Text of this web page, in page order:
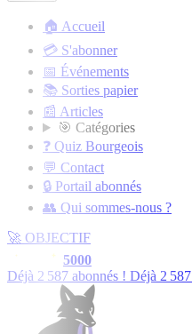
🏠 Accueil
💳 S'abonner
📅 Événements
📚 Sorties papier
📰 Articles
🎯 Catégories
❓ Quiz Bourgeois
💬 Contact
🔒 Portail abonnés
👥 Qui sommes-nous ?
🚀 OBJECTIF
5000
Déjà 2 588 abonnés ! Déjà 2 588